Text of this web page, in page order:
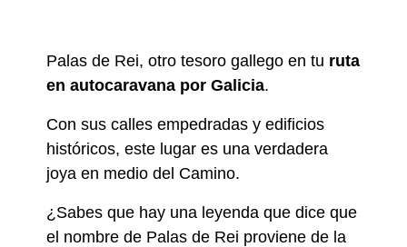
Palas de Rei, otro tesoro gallego en tu ruta
en autocaravana por Galicia.
Con sus calles empedradas y edificios
históricos, este lugar es una verdadera
joya en medio del Camino.
¿Sabes que hay una leyenda que dice que
el nombre de Palas de Rei proviene de la